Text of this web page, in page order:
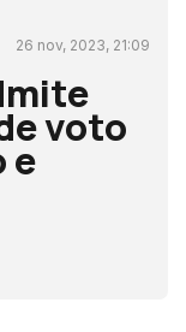
26 nov, 2023, 21:09
voto
e